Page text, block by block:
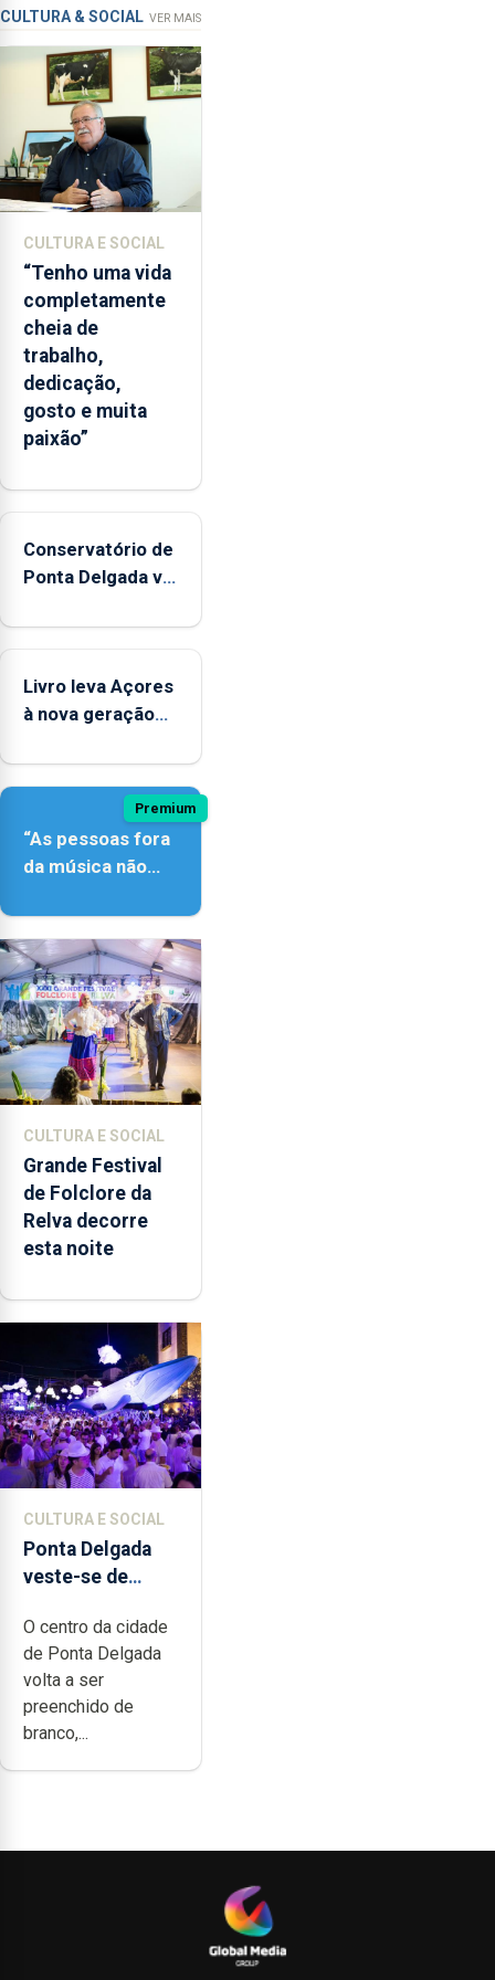
de
ensino
instituição
CULTURA & SOCIAL VER MAIS
CULTURA E SOCIAL
“Tenho uma vida
completamente
cheia de
trabalho,
dedicação,
gosto e muita
paixão”
Conservatório de
Ponta Delgada vai
novos
Livro leva Açores
à nova geração
Premium
“As pessoas fora
da música não
quão difícil é
produzir uma
música”
CULTURA E SOCIAL
Grande Festival
de Folclore da
Relva decorre
esta noite
CULTURA E SOCIAL
Ponta Delgada
veste-se de
O centro da cidade
de Ponta Delgada
volta a ser
preenchido de
branco,...